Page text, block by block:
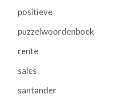
positieve
puzzelwoordenboek
rente
sales
santander